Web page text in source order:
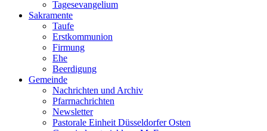
Tagesevangelium
Sakramente
Taufe
Erstkommunion
Firmung
Ehe
Beerdigung
Gemeinde
Nachrichten und Archiv
Pfarrnachrichten
Newsletter
Pastorale Einheit Düsseldorfer Osten